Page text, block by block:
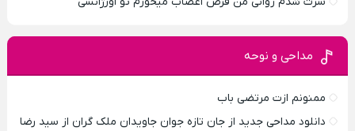
مداحی و نوحه
ممنونم ازت مرتضی باب
دانلود مداحی جدید از جان تازه جوان جاویدان ملک گران از سید رضا